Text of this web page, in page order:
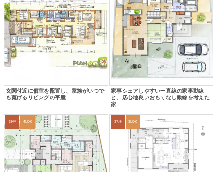
玄関付近に個室を配置し、家族がいつで
も寛げるリビングの平屋
家事シェアしやすい一直線の家事動線
と、居心地良いおもてなし動線を考えた
家
39坪 4LDK 37坪 3LDK